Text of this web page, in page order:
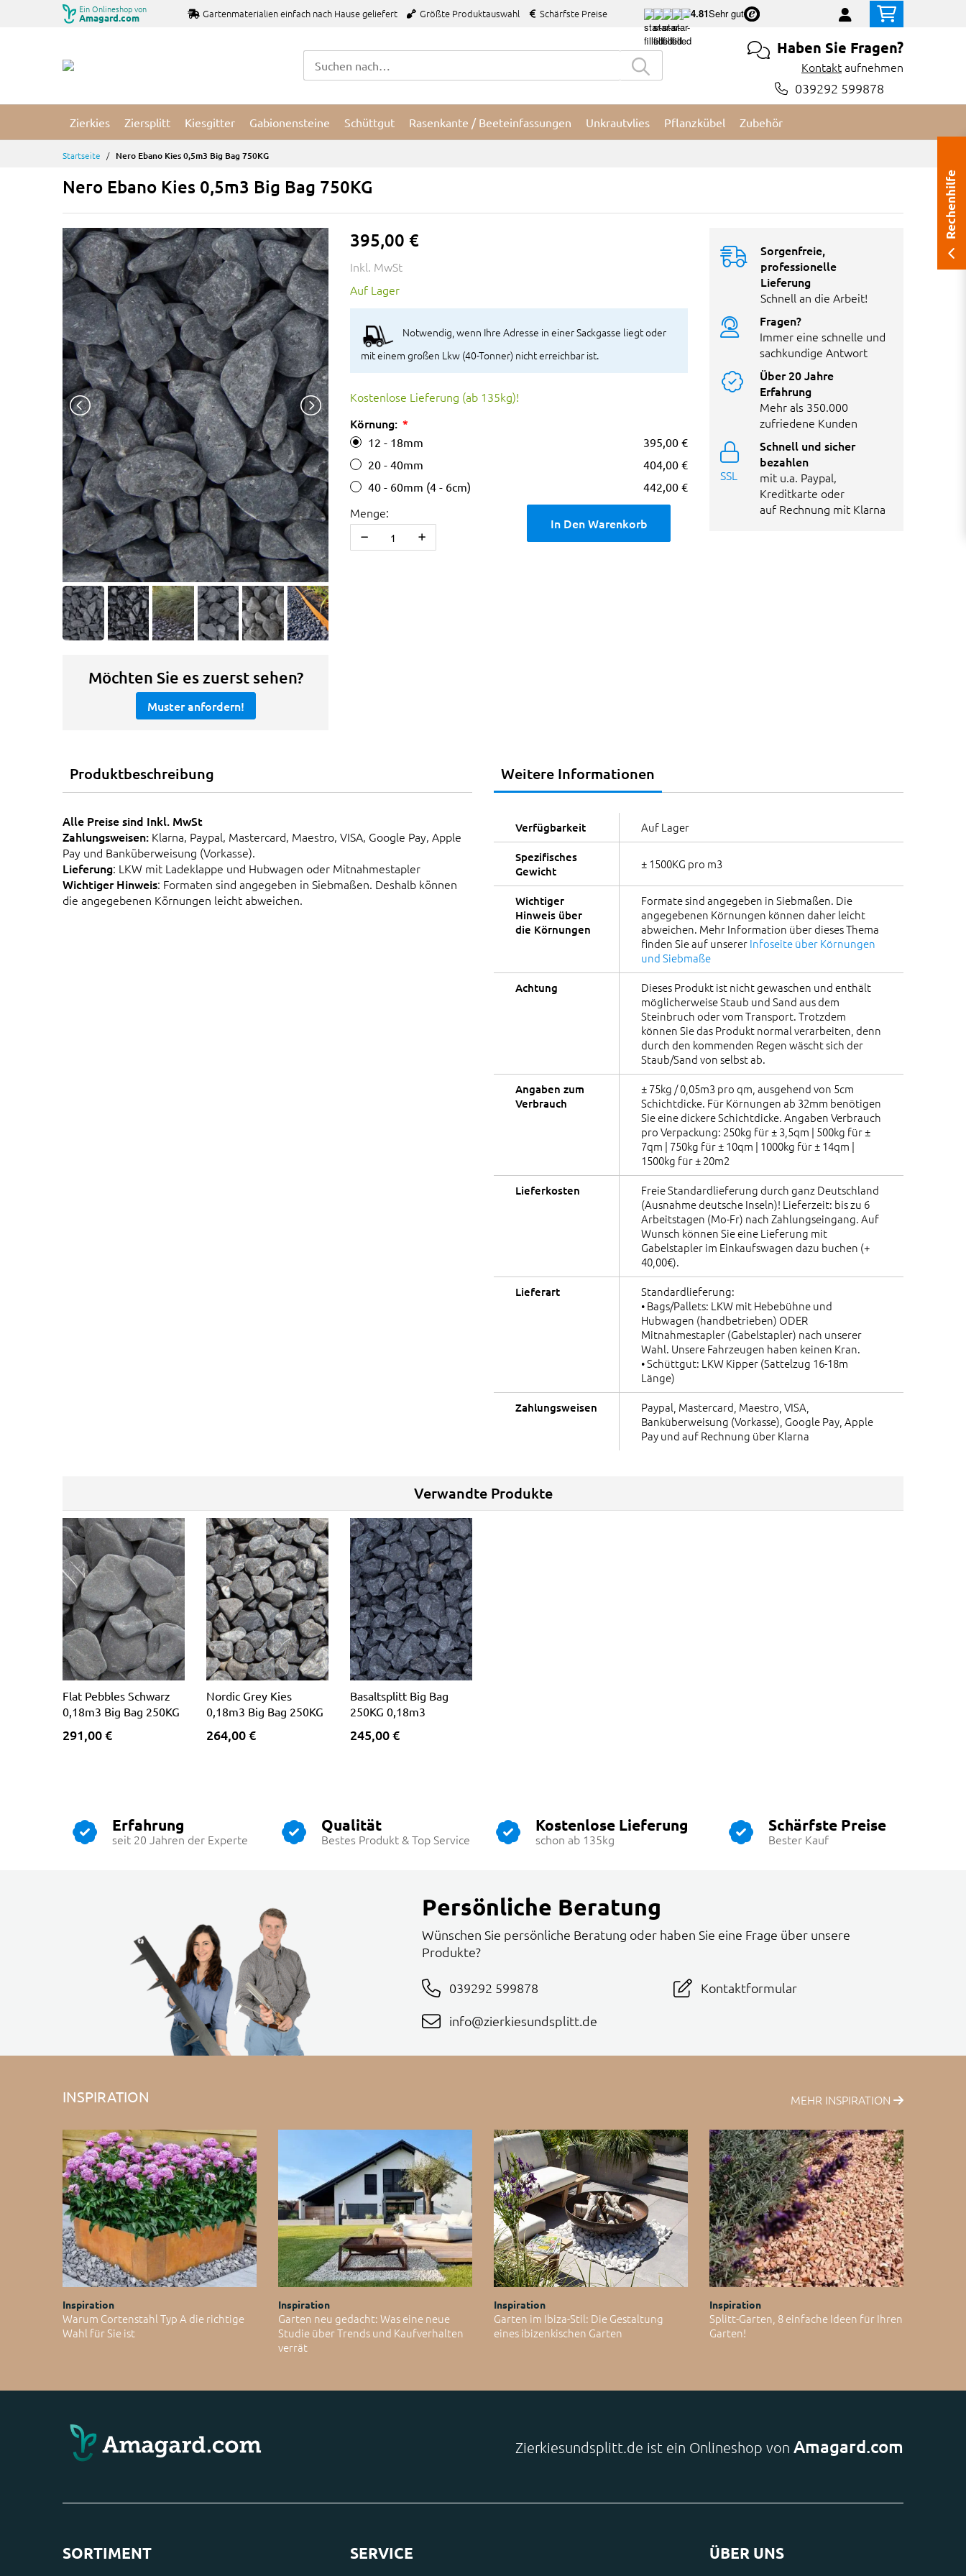
Ein Onlineshop von
Amagard.com Gartenmaterialien einfach nach Hause geliefert Größte Produktauswahl Schärfste Preise 4.81Sehr gut
Haben Sie Fragen?
Kontaktaufnehmen
039292 599878
Zierkies Ziersplitt Kiesgitter Gabionensteine Schüttgut Rasenkante / Beeteinfassungen Unkrautvlies Pflanzkübel Zubehör
Startseite Nero Ebano Kies 0,5m3 Big Bag 750KG
Nero Ebano Kies 0,5m3 Big Bag 750KG
Möchten Sie es zuerst sehen?
Muster anfordern!
395,00 €
Inkl. MwSt
Auf Lager
Notwendig, wenn Ihre Adresse in einer Sackgasse liegt oder
mit einem großen Lkw (40-Tonner) nicht erreichbar ist.
Kostenlose Lieferung (ab 135kg)!
Körnung:
12 - 18mm
395,00 €
20 - 40mm
404,00 €
40 - 60mm (4 - 6cm)
442,00 €
Menge:
In Den Warenkorb
Sorgenfreie,
professionelle
Lieferung
Schnell an die Arbeit!
Fragen?
Immer eine schnelle und
sachkundige Antwort
Über 20 Jahre
Erfahrung
Mehr als 350.000
zufriedene Kunden
SSL
Schnell und sicher
bezahlen
mit u.a. Paypal,
Kreditkarte oder
auf Rechnung mit Klarna
Produktbeschreibung
Alle Preise sind Inkl. MwSt
Zahlungsweisen: Klarna, Paypal, Mastercard, Maestro, VISA, Google Pay, Apple
Pay und Banküberweisung (Vorkasse).
Lieferung: LKW mit Ladeklappe und Hubwagen oder Mitnahmestapler
Wichtiger Hinweis: Formaten sind angegeben in Siebmaßen. Deshalb können
die angegebenen Körnungen leicht abweichen.
Weitere Informationen
Verfügbarkeit Auf Lager
Spezifisches
Gewicht
± 1500KG pro m3
Wichtiger
Hinweis über
die Körnungen
Formate sind angegeben in Siebmaßen. Die
angegebenen Körnungen können daher leicht
abweichen. Mehr Information über dieses Thema
finden Sie auf unsererInfoseite über Körnungen
und Siebmaße
Achtung
Dieses Produkt ist nicht gewaschen und enthält
möglicherweise Staub und Sand aus dem
Steinbruch oder vom Transport. Trotzdem
können Sie das Produkt normal verarbeiten, denn
durch den kommenden Regen wäscht sich der
Staub/Sand von selbst ab.
Angaben zum
Verbrauch
± 75kg / 0,05m3 pro qm, ausgehend von 5cm
Schichtdicke. Für Körnungen ab 32mm benötigen
Sie eine dickere Schichtdicke. Angaben Verbrauch
pro Verpackung: 250kg für ± 3,5qm | 500kg für ±
7qm | 750kg für ± 10qm | 1000kg für ± 14qm |
1500kg für ± 20m2
Lieferkosten
Freie Standardlieferung durch ganz Deutschland
(Ausnahme deutsche Inseln)! Lieferzeit: bis zu 6
Arbeitstagen (Mo-Fr) nach Zahlungseingang. Auf
Wunsch können Sie eine Lieferung mit
Gabelstapler im Einkaufswagen dazu buchen (+
40,00€).
Lieferart
Standardlieferung:
• Bags/Pallets: LKW mit Hebebühne und
Hubwagen (handbetrieben) ODER
Mitnahmestapler (Gabelstapler) nach unserer
Wahl. Unsere Fahrzeugen haben keinen Kran.
• Schüttgut: LKW Kipper (Sattelzug 16-18m
Länge)
Zahlungsweisen
Paypal, Mastercard, Maestro, VISA,
Banküberweisung (Vorkasse), Google Pay, Apple
Pay und auf Rechnung über Klarna
Verwandte Produkte
Flat Pebbles Schwarz
0,18m3 Big Bag 250KG
291,00 €
Nordic Grey Kies
0,18m3 Big Bag 250KG
264,00 €
Basaltsplitt Big Bag
250KG 0,18m3
245,00 €
Erfahrung
seit 20 Jahren der Experte
Qualität
Bestes Produkt & Top Service
Kostenlose Lieferung
schon ab 135kg
Schärfste Preise
Bester Kauf
Persönliche Beratung
Wünschen Sie persönliche Beratung oder haben Sie eine Frage über unsere
Produkte?
039292 599878
info@zierkiesundsplitt.de
Kontaktformular
INSPIRATION MEHR INSPIRATION
Inspiration
Warum Cortenstahl Typ A die richtige
Wahl für Sie ist
Inspiration
Garten neu gedacht: Was eine neue
Studie über Trends und Kaufverhalten
verrät
Inspiration
Garten im Ibiza-Stil: Die Gestaltung
eines ibizenkischen Garten
Inspiration
Splitt-Garten, 8 einfache Ideen für Ihren
Garten!
Zierkiesundsplitt.de ist ein Onlineshop von Amagard.com
SORTIMENT SERVICE ÜBER UNS
Rechenhilfe